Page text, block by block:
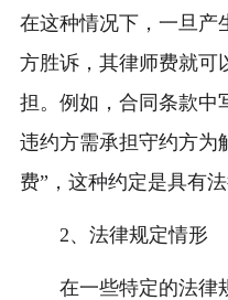
在这种情况下，一旦产
方胜诉，其律师费就可
担。例如，合同条款中
违约方需承担守约方为
费”，这种约定是具有法
2、法律规定情形
在一些特定的法律